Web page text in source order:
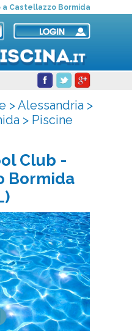
a Castellazzo Bormida
>Alessandria>
> Piscine
Club -
Bormida